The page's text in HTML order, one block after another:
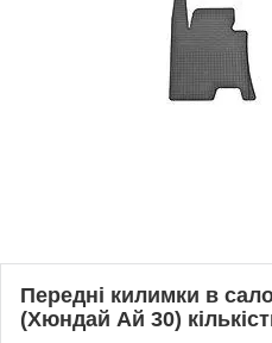
Передні килимки в
(Хюндай Ай 30)